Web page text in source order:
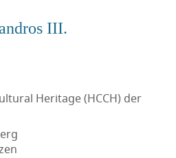
III.
Heritage (HCCH) der